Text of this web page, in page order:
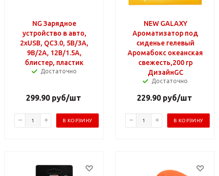
NG Зарядное
устройство в авто,
2xUSB, QC3.0, 5В/3А,
9В/2А, 12В/1.5А,
блистер, пластик
Достаточно
299.90руб/шт
В КОРЗИНУ
NEW GALAXY
Ароматизатор под
сиденье гелевый
Аромабокс океанская
свежесть,200 гр
ДизайнGC
Достаточно
229.90руб/шт
В КОРЗИНУ